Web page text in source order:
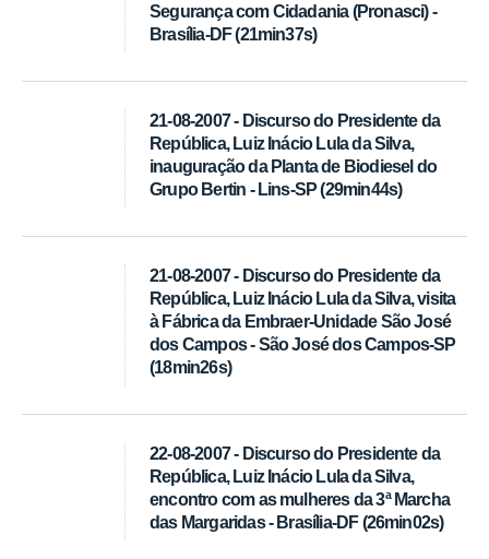
Segurança com Cidadania (Pronasci) -
Brasília-DF (21min37s)
21-08-2007 - Discurso do Presidente da
República, Luiz Inácio Lula da Silva,
inauguração da Planta de Biodiesel do
Grupo Bertin - Lins-SP (29min44s)
21-08-2007 - Discurso do Presidente da
República, Luiz Inácio Lula da Silva, visita
à Fábrica da Embraer-Unidade São José
dos Campos - São José dos Campos-SP
(18min26s)
22-08-2007 - Discurso do Presidente da
República, Luiz Inácio Lula da Silva,
encontro com as mulheres da 3ª Marcha
das Margaridas - Brasília-DF (26min02s)